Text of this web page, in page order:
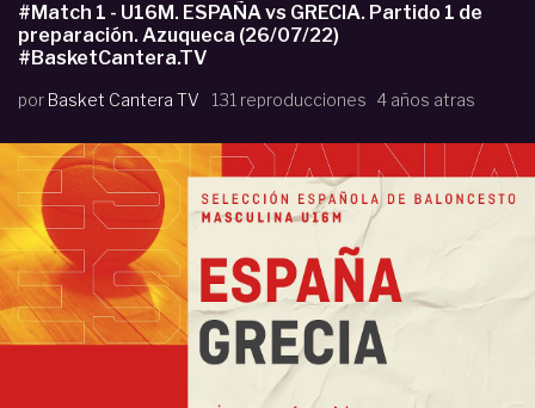
#Match 1 - U16M. ESPAÑA vs GRECIA. Partido 1 de
preparación. Azuqueca (26/07/22)
#BasketCantera.TV
por Basket Cantera TV 131 reproducciones 4 años atras